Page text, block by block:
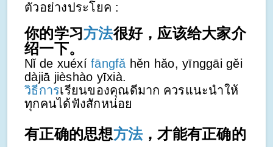
ตัวอย่างประโยค :
你的学习方法很好，应该给大家介
绍一下。
Nǐ de xuéxí fāngfǎ hěn hǎo, yīnggāi gěi
dàjiā jièshào yīxià.
วิธีการเรียนของคุณดีมาก ควรแนะนำให้
ทุกคนได้ฟังสักหน่อย
有正确的思想方法，才能有正确的